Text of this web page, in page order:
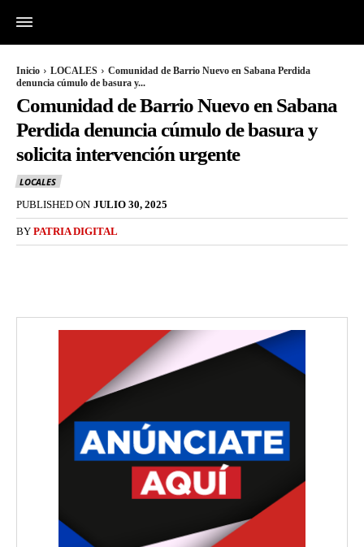
Inicio LOCALES
Comunidad de Barrio Nuevo en Sabana Perdida
denuncia cúmulo de basura y...
Comunidad de Barrio Nuevo en Sabana
Perdida denuncia cúmulo de basura y
solicita intervención urgente
LOCALES
PUBLISHED ON JULIO 30, 2025
BY PATRIA DIGITAL